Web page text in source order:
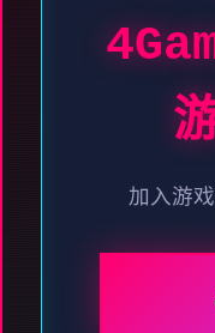
加入游